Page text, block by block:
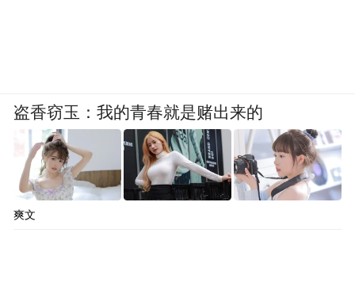
盗香窃玉：我的青春就是赌出来的
爽文